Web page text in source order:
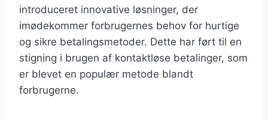
introduceret innovative løsninger, der
imødekommer forbrugernes behov for hurtige
og sikre betalingsmetoder. Dette har ført til en
stigning i brugen af kontaktløse betalinger, som
er blevet en populær metode blandt
forbrugerne.